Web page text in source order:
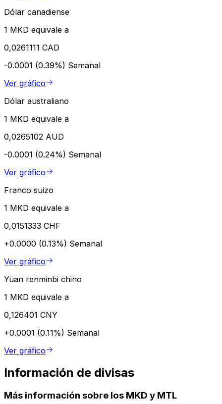
Dólar canadiense
1 MKD equivale a
0,0261111 CAD
-0.0001 (0.39%) Semanal
Ver gráfico
Dólar australiano
1 MKD equivale a
0,0265102 AUD
-0.0001 (0.24%) Semanal
Ver gráfico
Franco suizo
1 MKD equivale a
0,0151333 CHF
+0.0000 (0.13%) Semanal
Ver gráfico
Yuan renminbi chino
1 MKD equivale a
0,126401 CNY
+0.0001 (0.11%) Semanal
Ver gráfico
Información de divisas
Más información sobre los MKD y MTL